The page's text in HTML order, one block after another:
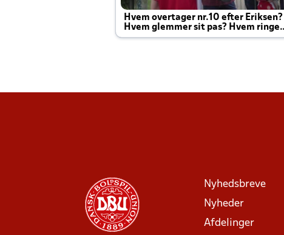
Hvem overtager nr.10 efter Eriksen?
Hvem glemmer sit pas? Hvem ringer
Joachim altid til efter kampe?
Nyhedsbreve
Nyheder
Afdelinger